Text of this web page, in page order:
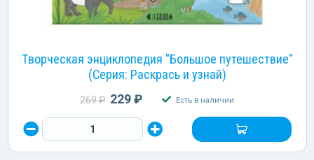
Творческая энциклопедия "Большое путешествие"
(Серия: Раскрась и узнай)
269 ₽ 229 ₽ Есть в наличии